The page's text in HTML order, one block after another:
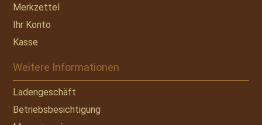
Merkzettel
Ihr Konto
Kasse
Weitere Informationen
Ladengeschäft
Betriebsbesichtigung